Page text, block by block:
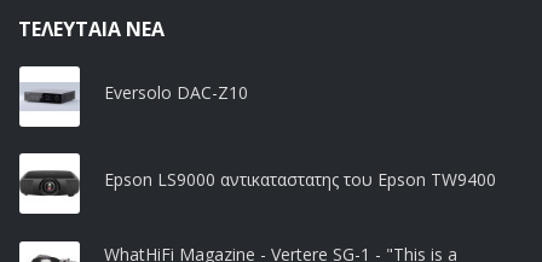
ΤΕΛΕΥΤΑΊΑ ΝΈΑ
Eversolo DAC-Z10
Epson LS9000 αντικαταστατης του Epson TW9400
WhatHiFi Magazine - Vertere SG-1 - "This is a